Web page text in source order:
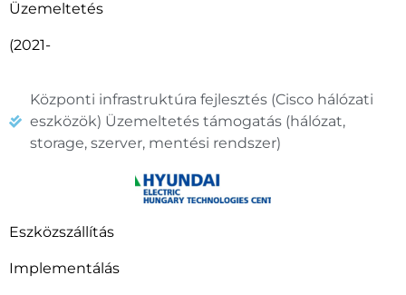
Üzemeltetés
(2021-
Központi infrastruktúra fejlesztés (Cisco hálózati
eszközök) Üzemeltetés támogatás (hálózat,
storage, szerver, mentési rendszer)
Eszközszállítás
Implementálás